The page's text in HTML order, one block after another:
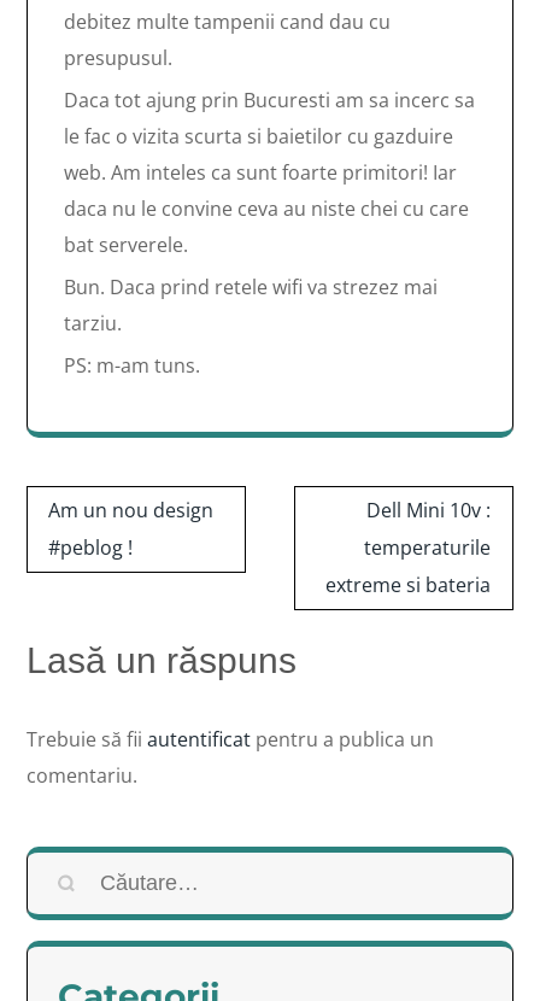
debitez multe tampenii cand dau cu
presupusul.
Daca tot ajung prin Bucuresti am sa incerc sa
le fac o vizita scurta si baietilor cu gazduire
web. Am inteles ca sunt foarte primitori! Iar
daca nu le convine ceva au niste chei cu care
bat serverele.
Bun. Daca prind retele wifi va strezez mai
tarziu.
PS: m-am tuns.
Navigare
în
articole
Am un nou design
#peblog !
Dell Mini 10v :
temperaturile
extreme si bateria
Lasă un răspuns
Trebuie să fii autentificat pentru a publica un
comentariu.
Caută
după: